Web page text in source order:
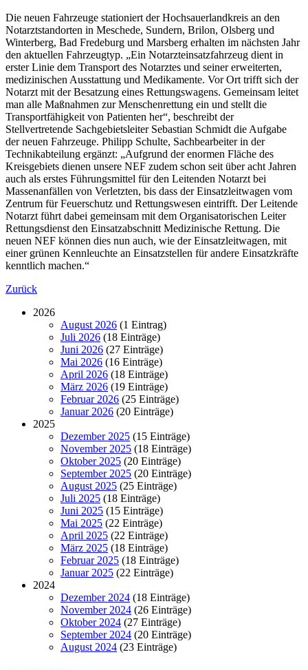
Die neuen Fahrzeuge stationiert der Hochsauerlandkreis an den
Notarztstandorten in Meschede, Sundern, Brilon, Olsberg und
Winterberg, Bad Fredeburg und Marsberg erhalten im nächsten Jahr
den aktuellen Fahrzeugtyp. „Ein Notarzteinsatzfahrzeug dient in
erster Linie dem Transport des Notarztes und seiner erweiterten,
medizinischen Ausstattung und Medikamente. Vor Ort trifft sich der
Notarzt mit der Besatzung eines Rettungswagens. Gemeinsam leitet
man alle Maßnahmen zur Menschenrettung ein und stellt die
Transportfähigkeit von Patienten her“, beschreibt der
Stellvertretende Sachgebietsleiter Sebastian Schmidt die Aufgabe
der neuen Fahrzeuge. Philipp Schulte, Sachbearbeiter in der
Technikabteilung ergänzt: „Aufgrund der enormen Fläche des
Kreisgebiets dienen unsere NEF zudem schon seit über acht Jahren
auch als erstes Führungsmittel für den Leitenden Notarzt bei
Massenanfällen von Verletzten, bis dass der Einsatzleitwagen vom
Zentrum für Feuerschutz und Rettungswesen eintrifft. Der Leitende
Notarzt führt dabei gemeinsam mit dem Organisatorischen Leiter
Rettungsdienst den Einsatzabschnitt Medizinische Rettung. Die
neuen NEF können dies nun auch, wie der Einsatzleitwagen, mit
einer grünen Kennleuchte an Einsatzstellen für andere Einsatzkräfte
kenntlich machen.“
Zurück
2026
August 2026 (1 Eintrag)
Juli 2026 (18 Einträge)
Juni 2026 (27 Einträge)
Mai 2026 (16 Einträge)
April 2026 (18 Einträge)
März 2026 (19 Einträge)
Februar 2026 (25 Einträge)
Januar 2026 (20 Einträge)
2025
Dezember 2025 (15 Einträge)
November 2025 (18 Einträge)
Oktober 2025 (20 Einträge)
September 2025 (20 Einträge)
August 2025 (25 Einträge)
Juli 2025 (18 Einträge)
Juni 2025 (15 Einträge)
Mai 2025 (22 Einträge)
April 2025 (22 Einträge)
März 2025 (18 Einträge)
Februar 2025 (18 Einträge)
Januar 2025 (22 Einträge)
2024
Dezember 2024 (18 Einträge)
November 2024 (26 Einträge)
Oktober 2024 (27 Einträge)
September 2024 (20 Einträge)
August 2024 (23 Einträge)